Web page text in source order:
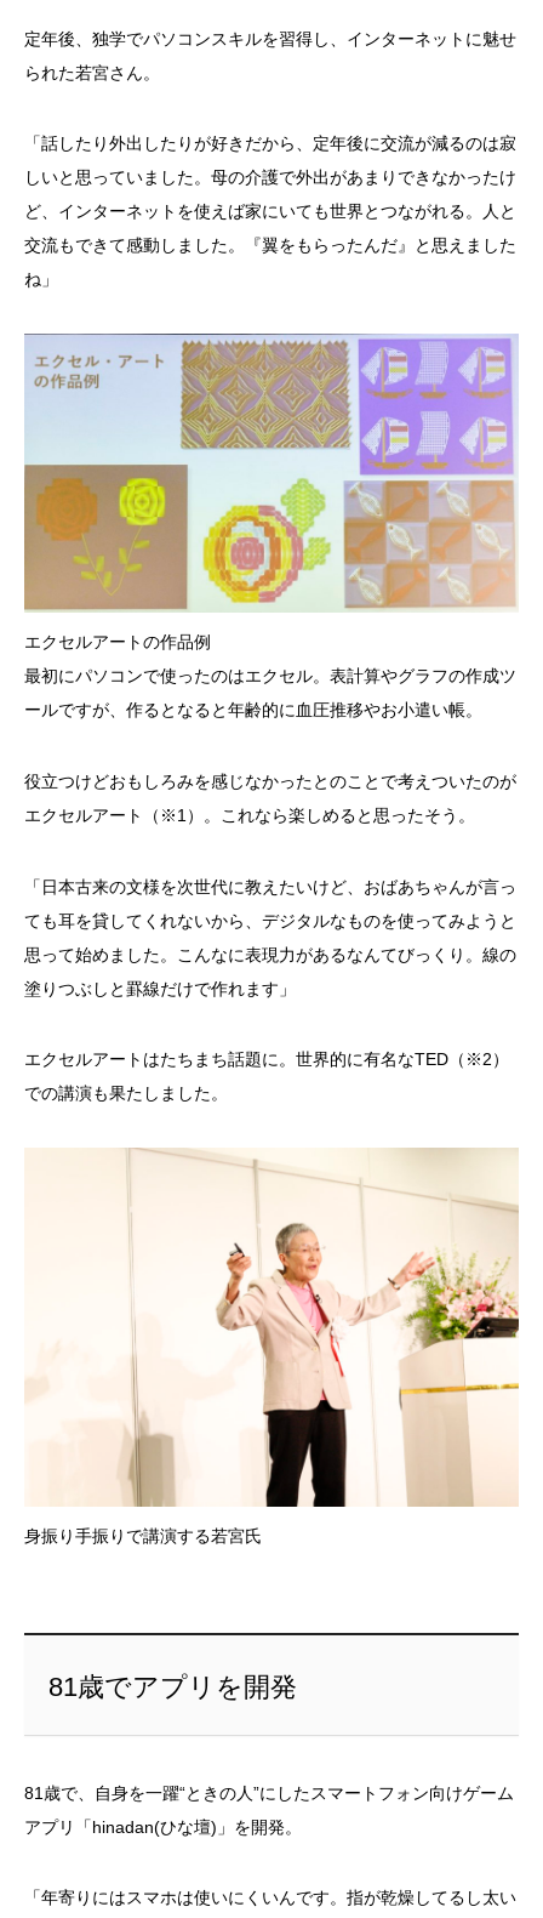
定年後、独学でパソコンスキルを習得し、インターネットに魅せ
られた若宮さん。
「話したり外出したりが好きだから、定年後に交流が減るのは寂
しいと思っていました。母の介護で外出があまりできなかったけ
ど、インターネットを使えば家にいても世界とつながれる。人と
交流もできて感動しました。『翼をもらったんだ』と思えました
ね」
エクセルアートの作品例
最初にパソコンで使ったのはエクセル。表計算やグラフの作成ツ
ールですが、作るとなると年齢的に血圧推移やお小遣い帳。
役立つけどおもしろみを感じなかったとのことで考えついたのが
エクセルアート（※1）。これなら楽しめると思ったそう。
「日本古来の文様を次世代に教えたいけど、おばあちゃんが言っ
ても耳を貸してくれないから、デジタルなものを使ってみようと
思って始めました。こんなに表現力があるなんてびっくり。線の
塗りつぶしと罫線だけで作れます」
エクセルアートはたちまち話題に。世界的に有名なTED（※2）
での講演も果たしました。
身振り手振りで講演する若宮氏
81歳でアプリを開発
81歳で、自身を一躍“ときの人”にしたスマートフォン向けゲーム
アプリ「hinadan(ひな壇)」を開発。
「年寄りにはスマホは使いにくいんです。指が乾燥してるし太い